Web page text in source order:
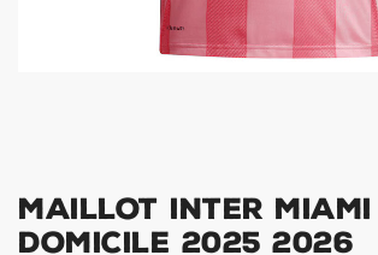
Maillot Inter Miami
Domicile 2025 2026